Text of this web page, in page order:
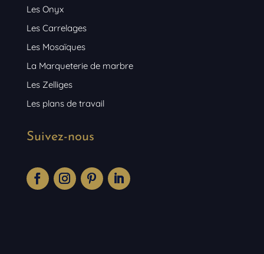
Les Onyx
Les Carrelages
Les Mosaïques
La Marqueterie de marbre
Les Zelliges
Les plans de travail
Suivez-nous